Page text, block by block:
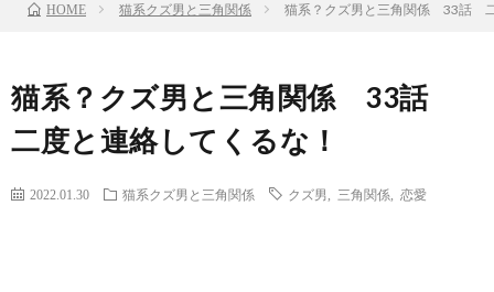
HOME 猫系クズ男と三角関係 猫系？クズ男と三角関係 33話
猫系？クズ男と三角関係 33話
二度と連絡してくるな！
2022.01.30 猫系クズ男と三角関係 クズ男 三角関係 恋愛